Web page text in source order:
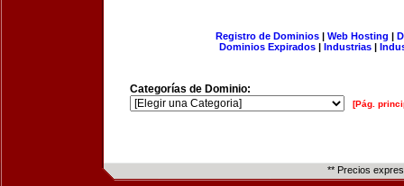
Registro de Dominios| Web Hosting |
Dominios Expirados | Industrias |
Categorías de Dominio:
[Pág.
** Precios